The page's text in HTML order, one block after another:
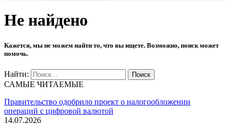
Не найдено
Кажется, мы не можем найти то, что вы ищете. Возможно, поиск может
помочь.
Найти:
САМЫЕ ЧИТАЕМЫЕ
Правительство одобрило проект о налогообложении
операций с цифровой валютой
14.07.2026